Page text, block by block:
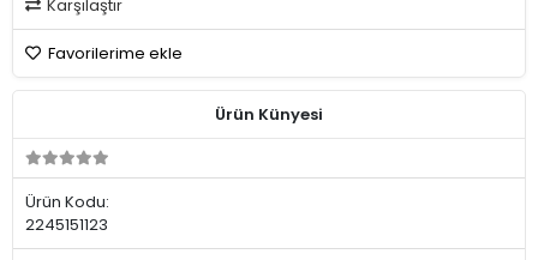
Karşılaştır
Favorilerime ekle
Ürün Künyesi
Ürün Kodu:
2245151123